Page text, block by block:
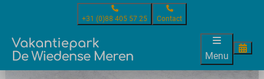
+31 (0)88 405 57 25 Contact
Menu